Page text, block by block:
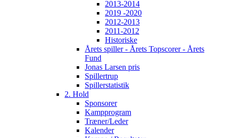
2013-2014
2019 -2020
2012-2013
2011-2012
Historiske
Årets spiller - Årets Topscorer - Årets
Fund
Jonas Larsen pris
Spillertrup
Spillerstatistik
2. Hold
Sponsorer
Kampprogram
Træner/Leder
Kalender